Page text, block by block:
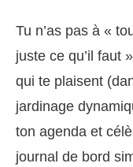
Tu n’as pas à «
juste ce qu’il faut
qui te plaisent
jardinage
ton agenda et
journal de bord